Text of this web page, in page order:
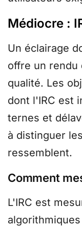
Médiocre :
Un éclairage
offre un rendu
qualité. Les
dont l'IRC est
ternes et
à distinguer
ressemblent.
Comment
L'IRC est